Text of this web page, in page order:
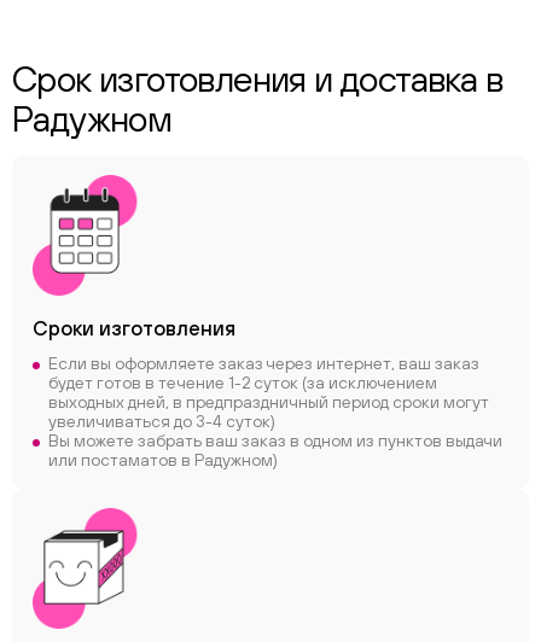
Срок изготовления и доставка в
Радужном
Сроки изготовления
Если вы оформляете заказ через интернет, ваш заказ
будет готов в течение 1-2 суток (за исключением
выходных дней, в предпраздничный период сроки могут
увеличиваться до 3-4 суток)
Вы можете забрать ваш заказ в одном из пунктов выдачи
или постаматов в Радужном)